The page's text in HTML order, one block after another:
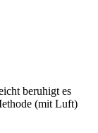
beruhigt es
(mit Luft)